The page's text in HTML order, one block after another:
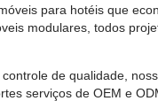
para hotéis que
modulares, todos
de qualidade,
serviços de OEM e